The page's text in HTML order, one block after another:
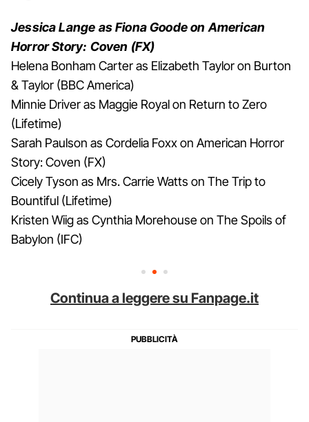
Jessica Lange as Fiona Goode on American
Horror Story: Coven (FX)
Helena Bonham Carter as Elizabeth Taylor on Burton
& Taylor (BBC America)
Minnie Driver as Maggie Royal on Return to Zero
(Lifetime)
Sarah Paulson as Cordelia Foxx on American Horror
Story: Coven (FX)
Cicely Tyson as Mrs. Carrie Watts on The Trip to
Bountiful (Lifetime)
Kristen Wiig as Cynthia Morehouse on The Spoils of
Babylon (IFC)
Continua a leggere su Fanpage.it